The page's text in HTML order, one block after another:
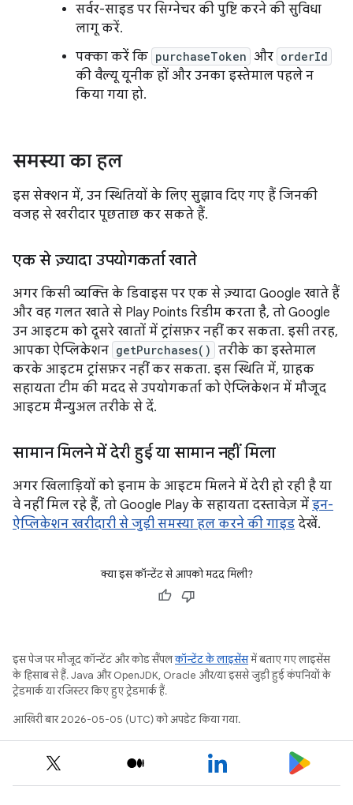
सर्वर-साइड पर सिग्नेचर की पुष्टि करने की सुविधा
लागू करें.
पक्का करें कि purchaseToken और orderId
की वैल्यू यूनीक हों और उनका इस्तेमाल पहले न
किया गया हो.
समस्या का हल
इस सेक्शन में, उन स्थितियों के लिए सुझाव दिए गए हैं जिनकी
वजह से खरीदार पूछताछ कर सकते हैं.
एक से ज़्यादा उपयोगकर्ता खाते
अगर किसी व्यक्ति के डिवाइस पर एक से ज़्यादा Google खाते हैं
और वह गलत खाते से Play Points रिडीम करता है, तो Google
उन आइटम को दूसरे खातों में ट्रांसफ़र नहीं कर सकता. इसी तरह,
आपका ऐप्लिकेशन getPurchases() तरीके का इस्तेमाल
करके आइटम ट्रांसफ़र नहीं कर सकता. इस स्थिति में, ग्राहक
सहायता टीम की मदद से उपयोगकर्ता को ऐप्लिकेशन में मौजूद
आइटम मैन्युअल तरीके से दें.
सामान मिलने में देरी हुई या सामान नहीं मिला
अगर खिलाड़ियों को इनाम के आइटम मिलने में देरी हो रही है या
वे नहीं मिल रहे हैं, तो Google Play के सहायता दस्तावेज़ में इन-
ऐप्लिकेशन खरीदारी से जुड़ी समस्या हल करने की गाइड देखें.
क्या इस कॉन्टेंट से आपको मदद मिली?
इस पेज पर मौजूद कॉन्टेंट और कोड सैंपलकॉन्टेंट के लाइसेंसमें बताए गए लाइसेंस
के हिसाब से हैं. Java और OpenJDK, Oracle और/या इससे जुड़ी हुई कंपनियों के
ट्रेडमार्क या रजिस्टर किए हुए ट्रेडमार्क हैं.
आखिरी बार 2026-05-05 (UTC) को अपडेट किया गया.